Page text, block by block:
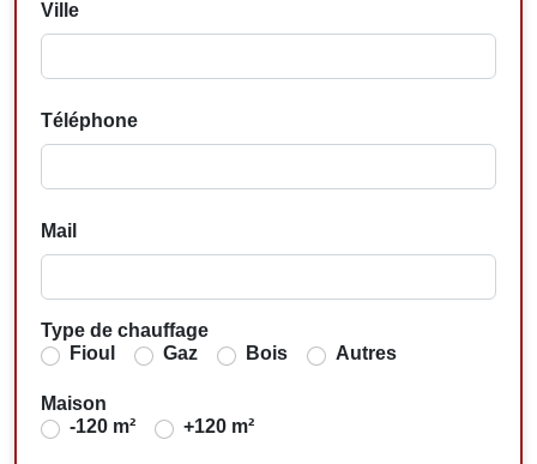
Ville
Téléphone
Mail
Type de chauffage
Fioul
Gaz Bois Autres
Maison
-120 m²
+120 m²